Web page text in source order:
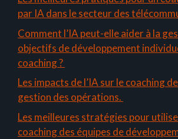
par IA dans le secteur des
Comment l’IA peut-elle aider à la
objectifs de développement
coaching ?
Les impacts de l’IA sur le coaching
gestion des opérations.
Les meilleures stratégies pour
coaching des équipes de